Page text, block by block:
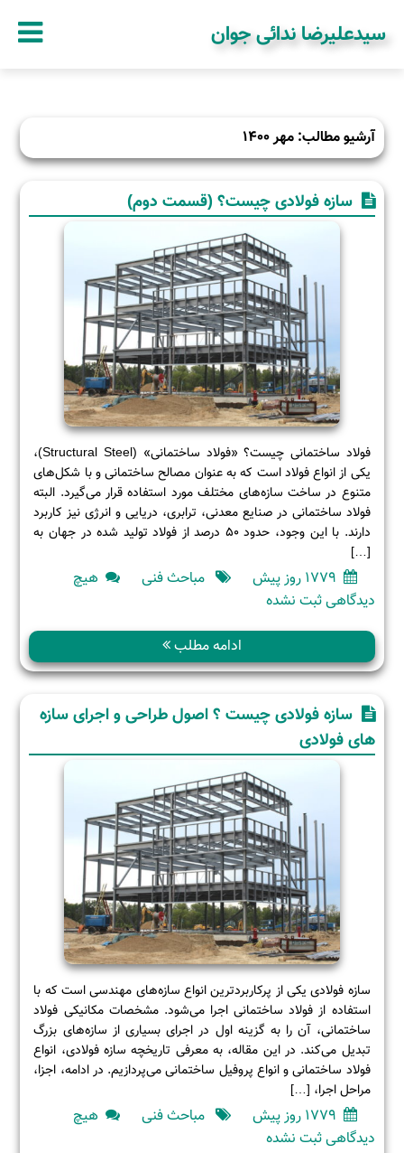
سیدعلیرضا ندائی جوان
آرشیو مطالب: مهر 1400
سازه فولادی چیست؟ (قسمت دوم)
فولاد ساختمانی چیست؟ «فولاد ساختمانی» (Structural Steel)،
یکی از انواع فولاد است که به عنوان مصالح ساختمانی و با شکل‌های
متنوع در ساخت سازه‌های مختلف مورد استفاده قرار می‌گیرد. البته
فولاد ساختمانی در صنایع معدنی، ترابری، دریایی و انرژی نیز کاربرد
دارند. با این وجود، حدود 50 درصد از فولاد تولید شده در جهان به
[…]
1779 روز پیش مباحث فنی
هیچ
دیدگاهیبرای
چیست؟
دوم)
ثبت نشده
ادامه مطلب
سازه فولادی چیست ؟ اصول طراحی و اجرای سازه
های فولادی
سازه فولادی یکی از پرکاربردترین انواع سازه‌های مهندسی است که با
استفاده از فولاد ساختمانی اجرا می‌شود. مشخصات مکانیکی فولاد
ساختمانی، آن را به گزینه اول در اجرای بسیاری از سازه‌های بزرگ
تبدیل می‌کند. در این مقاله، به معرفی تاریخچه سازه فولادی، انواع
فولاد ساختمانی و انواع پروفیل ساختمانی می‌پردازیم. در ادامه، اجزا،
مراحل اجرا، […]
1779 روز پیش مباحث فنی
هیچ
دیدگاهیبرای
ثبت نشده